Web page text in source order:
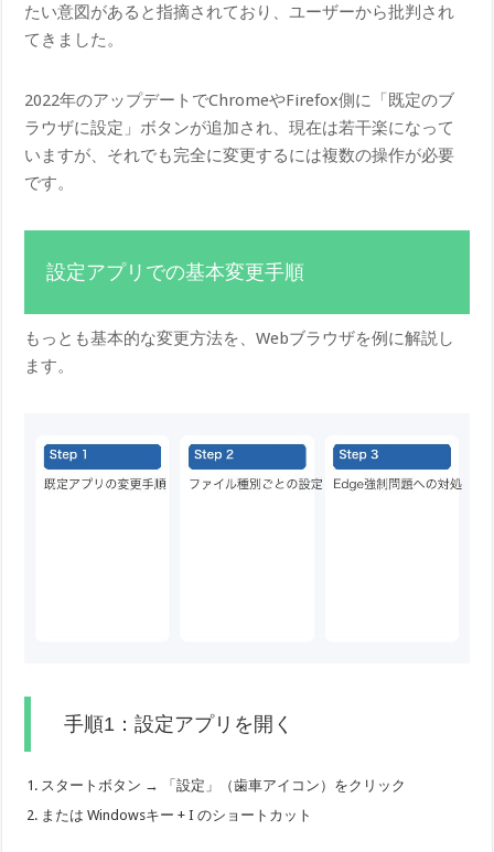
たい意図があると指摘されており、ユーザーから批判され
てきました。
2022年のアップデートでChromeやFirefox側に「既定のブ
ラウザに設定」ボタンが追加され、現在は若干楽になって
いますが、それでも完全に変更するには複数の操作が必要
です。
設定アプリでの基本変更手順
もっとも基本的な変更方法を、Webブラウザを例に解説し
ます。
手順1：設定アプリを開く
スタートボタン → 「設定」（歯車アイコン）をクリック
または Windowsキー + I のショートカット